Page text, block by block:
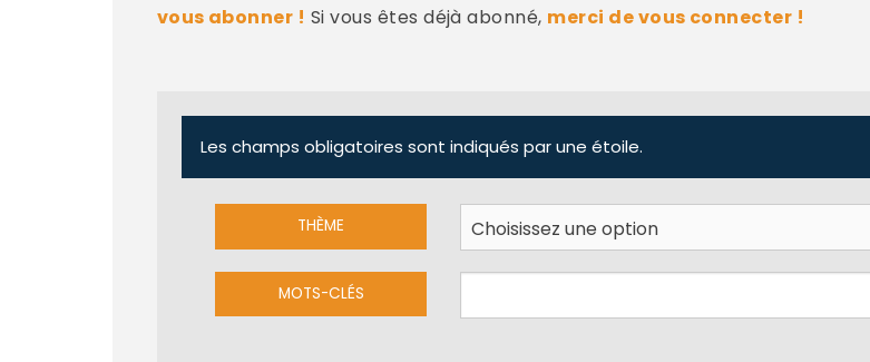
vous abonner ! Si vous êtes déjà abonné, merci de vous connecter !
Les champs obligatoires sont indiqués par une étoile.
THÈME
MOTS-CLÉS